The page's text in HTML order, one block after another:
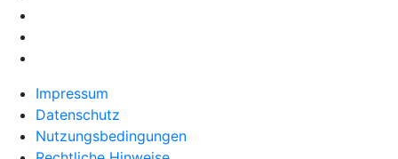
Impressum
Datenschutz
Nutzungsbedingungen